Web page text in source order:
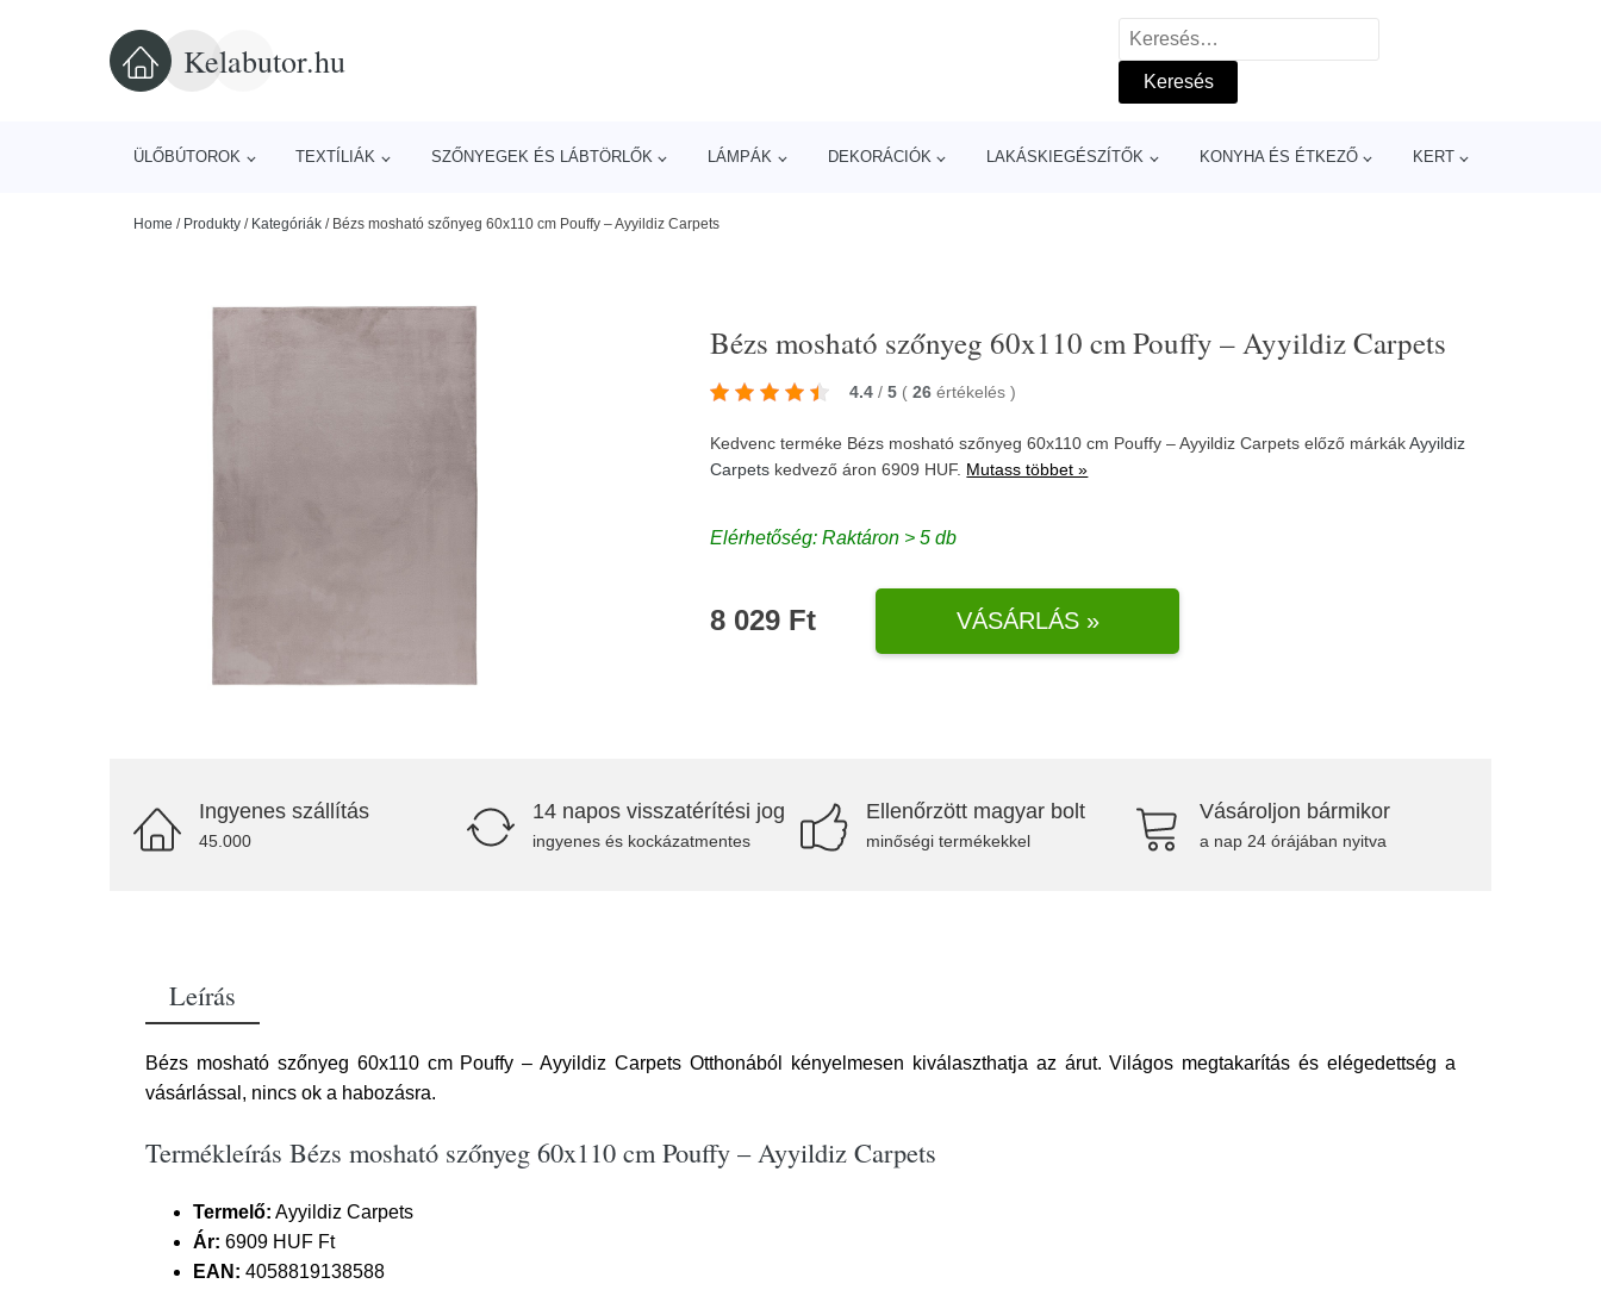
Kelabutor.hu
Keresés:
ÜLŐBÚTOROK TEXTÍLIÁK SZŐNYEGEK ÉS LÁBTÖRLŐK LÁMPÁK DEKORÁCIÓK LAKÁSKIEGÉSZÍTŐK KONYHA ÉS ÉTKEZŐ KERT
Home / Produkty / Kategóriák / Bézs mosható szőnyeg 60x110 cm Pouffy – Ayyildiz Carpets
Bézs mosható szőnyeg 60x110 cm Pouffy – Ayyildiz Carpets
4.4 / 5 ( 26 értékelés)
Kedvenc terméke Bézs mosható szőnyeg 60x110 cm Pouffy – Ayyildiz Carpets előző márkákAyyildiz
Carpets kedvező áron 6909 HUF. Mutass többet »
Elérhetőség: Raktáron > 5 db
8 029 Ft VÁSÁRLÁS »
Ingyenes szállítás
45.000
14 napos visszatérítési jog
ingyenes és kockázatmentes
Ellenőrzött magyar bolt
minőségi termékekkel
Vásároljon bármikor
a nap 24 órájában nyitva
Leírás
Bézs mosható szőnyeg 60x110 cm Pouffy – Ayyildiz Carpets Otthonából kényelmesen kiválaszthatja az árut. Világos megtakarítás és elégedettség a
vásárlással, nincs ok a habozásra.
Termékleírás Bézs mosható szőnyeg 60x110 cm Pouffy – Ayyildiz Carpets
Termelő: Ayyildiz Carpets
Ár: 6909 HUF Ft
EAN: 4058819138588